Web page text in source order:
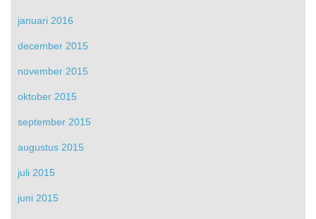
januari 2016
december 2015
november 2015
oktober 2015
september 2015
augustus 2015
juli 2015
juni 2015